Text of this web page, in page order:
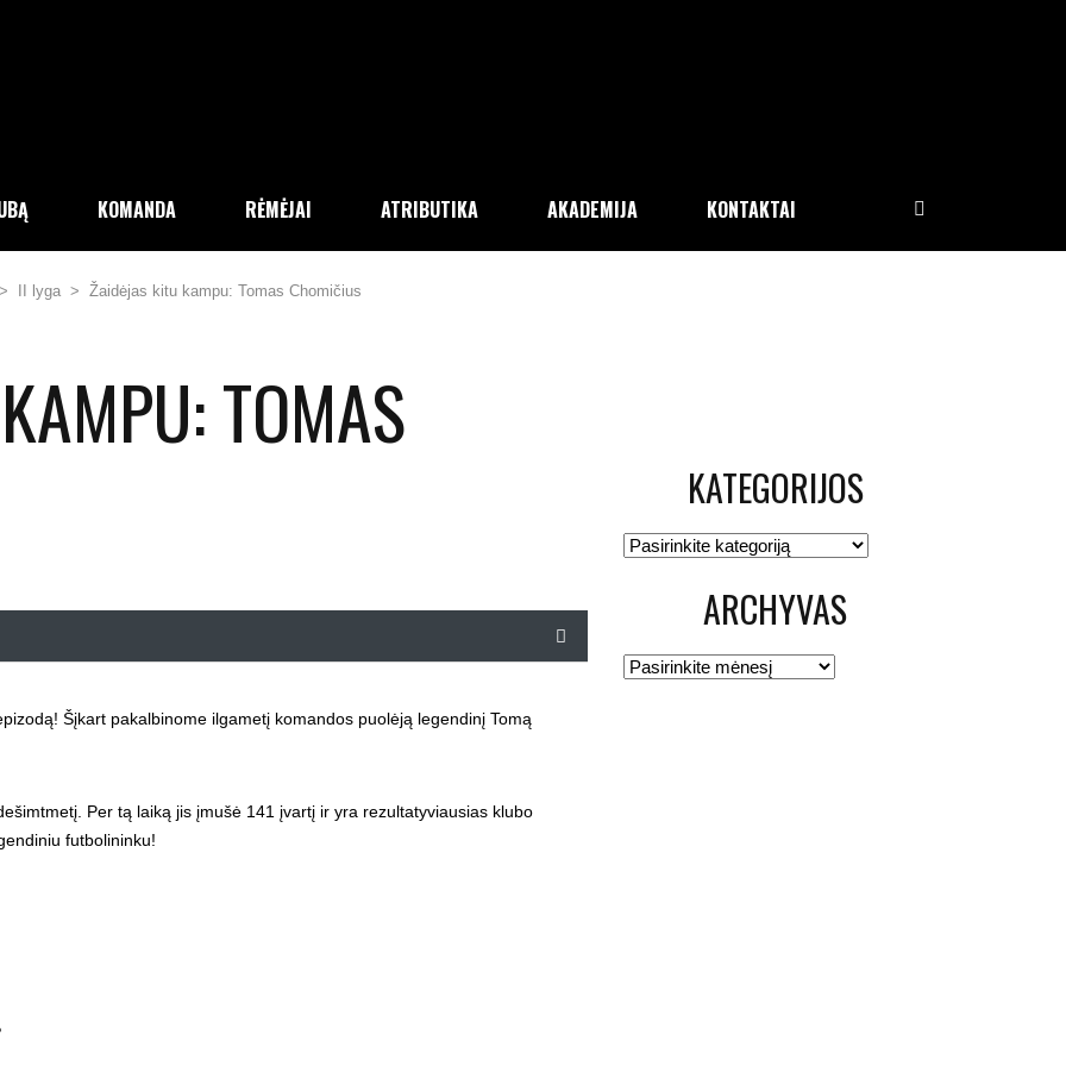
KOMANDA RĖMĖJAI ATRIBUTIKA AKADEMIJA KONTAKTAI
II lyga > Žaidėjas kitu kampu: Tomas Chomičius
TOMAS
Šįkart pakalbinome ilgametį komandos puolėją legendinį Tomą
Per tą laiką jis įmušė 141 įvartį ir yra rezultatyviausias klubo
futbolininku!
KATEGORIJOS
Kategorijos
ARCHYVAS
Archyvas